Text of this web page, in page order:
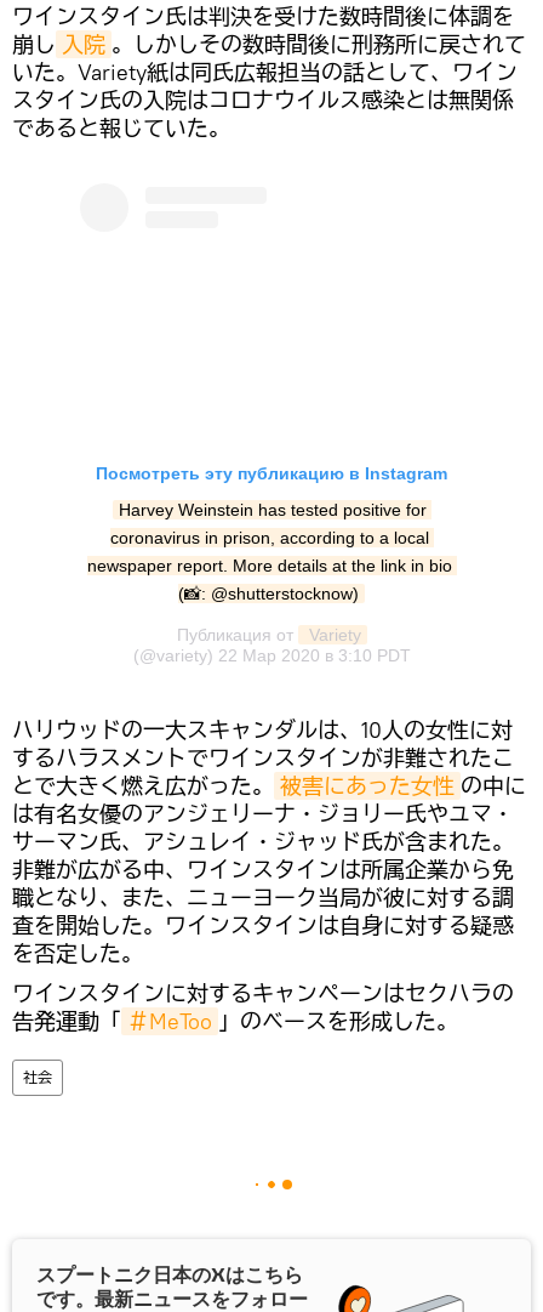
ワインスタイン氏は判決を受けた数時間後に体調を
崩し 入院 。しかしその数時間後に刑務所に戻されて
いた。Variety紙は同氏広報担当の話として、ワイン
スタイン氏の入院はコロナウイルス感染とは無関係
であると報じていた。
Посмотреть эту публикацию в Instagram
Harvey Weinstein has tested positive for
coronavirus in prison, according to a local
newspaper report. More details at the link in bio
(📸: @shutterstocknow)
Публикация от
Variety
(@variety) 22 Мар 2020 в 3:10 PDT
ハリウッドの一大スキャンダルは、10人の女性に対
するハラスメントでワインスタインが非難されたこ
とで大きく燃え広がった。
被害にあった女性 の中に
は有名女優のアンジェリーナ・ジョリー氏やユマ・
サーマン氏、アシュレイ・ジャッド氏が含まれた。
非難が広がる中、ワインスタインは所属企業から免
職となり、また、ニューヨーク当局が彼に対する調
査を開始した。ワインスタインは自身に対する疑惑
を否定した。
ワインスタインに対するキャンペーンはセクハラの
告発運動「 ＃MeToo 」のベースを形成した。
社会
スプートニク日本のXはこちら
です。最新ニュースをフォロー